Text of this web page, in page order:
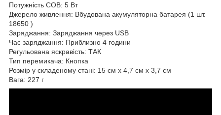
Потужність COB: 5 Вт
Джерело живлення: Вбудована акумуляторна батарея (1 шт.
18650 )
Заряджання: Заряджання через USB
Час заряджання: Приблизно 4 години
Регульована яскравість: ТАК
Тип перемикача: Кнопка
Розмір у складеному стані: 15 см x 4,7 см x 3,7 см
Вага: 227 г